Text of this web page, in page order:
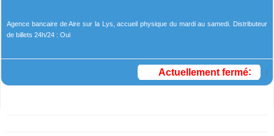
Agence bancaire de Aire sur la Lys, accueil physique du mardi au samedi. Distributeur
de billets 24h/24 : Oui
Actuellement fermé: